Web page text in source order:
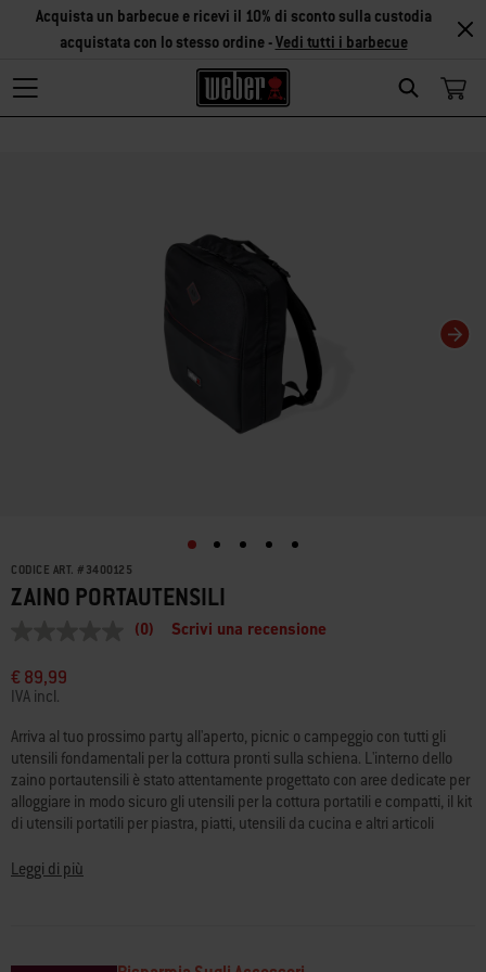
Search
Acquista un barbecue e ricevi il 10% di sconto sulla custodia
acquistata con lo stesso ordine -Vedi tutti i barbecue
CODICE ART. # 3400125
ZAINO PORTAUTENSILI
Stesso
link
alla
pagina.
(0) Scrivi una recensione
€ 89,99
IVA incl.
Arriva al tuo prossimo party all'aperto, picnic o campeggio con tutti gli
utensili fondamentali per la cottura pronti sulla schiena. L'interno dello
zaino portautensili è stato attentamente progettato con aree dedicate per
alloggiare in modo sicuro gli utensili per la cottura portatili e compatti, il kit
di utensili portatili per piastra, piatti, utensili da cucina e altri articoli
mano quando si griglia fuori casa.
Leggi di più